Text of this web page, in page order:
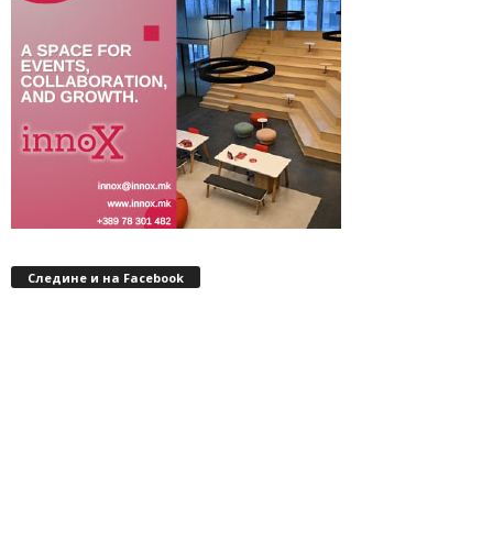
Следине и на Facebook